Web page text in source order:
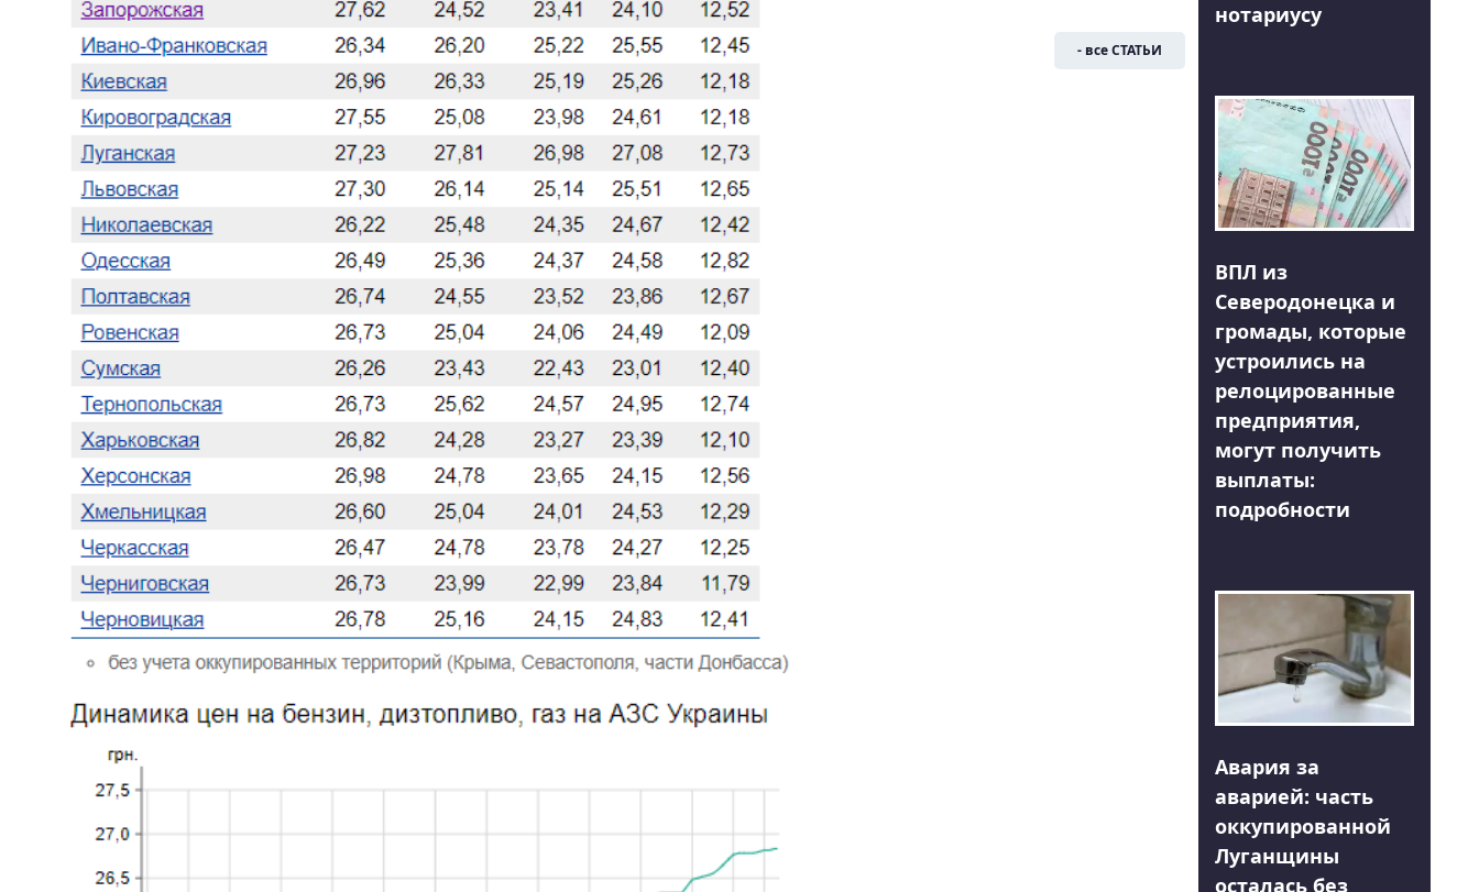
- все СТАТЬИ
нотариусу
ВПЛ из
Северодонецка и
громады, которые
устроились на
релоцированные
предприятия,
могут получить
выплаты:
подробности
Авария за
аварией: часть
оккупированной
Луганщины
осталась без